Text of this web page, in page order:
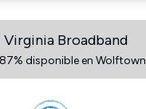
Virginia Broadband
disponible en Wolftown